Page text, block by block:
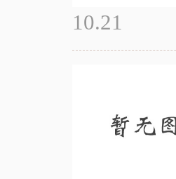
10.21